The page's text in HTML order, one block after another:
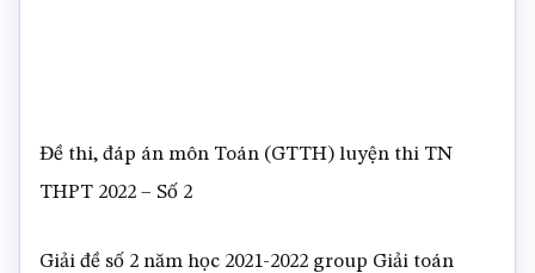
Đề thi, đáp án môn Toán (GTTH) luyện thi TN
THPT 2022 – Số 2
Giải đề số 2 năm học 2021-2022 group Giải toán